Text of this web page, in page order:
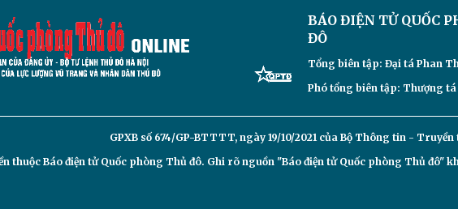
BÁO ĐIỆN TỬQUỐC
ĐÔ
Tổng biên tập: Đại tá Phan
Phó tổng biên tập: Thượng
GPXB số 674/GP-BTTTT, ngày 19/10/2021 của Bộ Thông tin -
thuộc Báo điện tửQuốc phòng Thủ đô. Ghi rõ nguồn "Báo điện tử Quốc phòng Thủ đô"